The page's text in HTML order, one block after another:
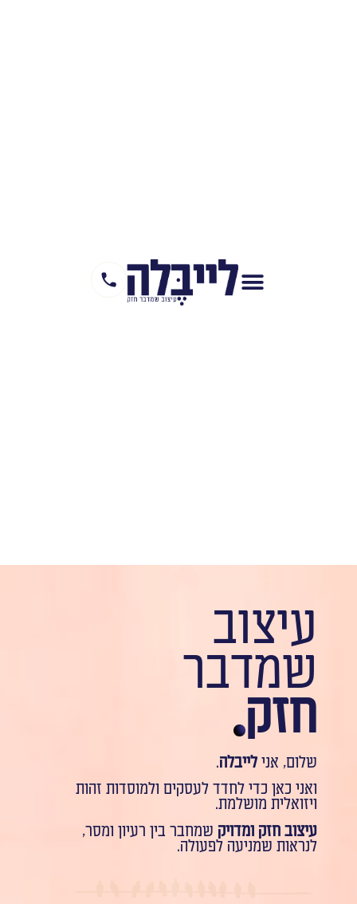
עיצוב
שמדבר
חזק
שלום, אני לייבלה.
ואני כאן כדי לחדד לעסקים ולמוסדות זהות
ויזואלית מושלמת.
עיצוב חזק ומדויק שמחבר בין רעיון ומסר,
לנראות שמניעה לפעולה.